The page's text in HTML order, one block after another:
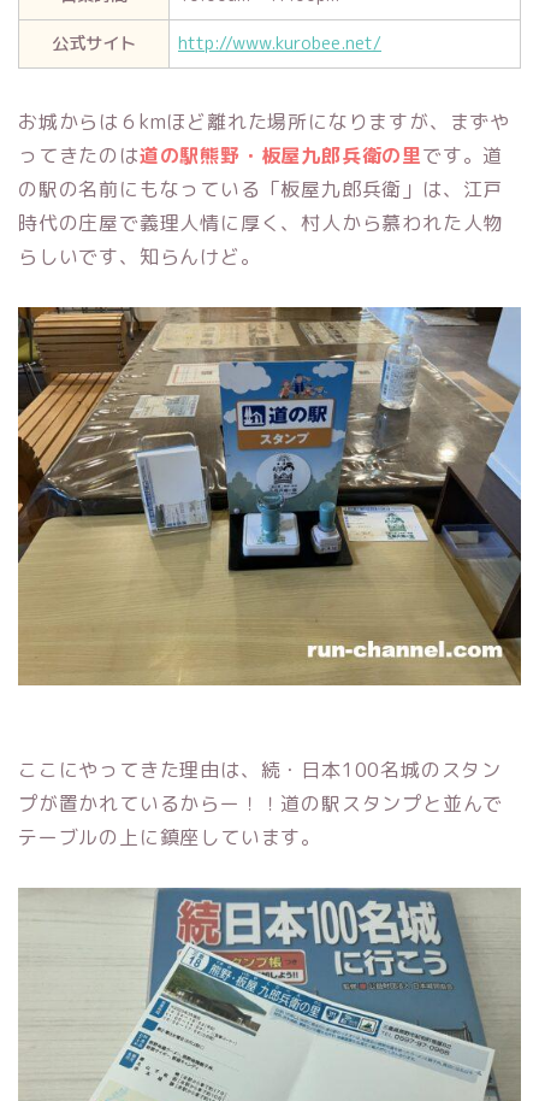
公式サイト
http://www.kurobee.net/
お城からは６kmほど離れた場所になりますが、まずや
ってきたのは道の駅熊野・板屋九郎兵衛の里です。道
の駅の名前にもなっている「板屋九郎兵衛」は、江戸
時代の庄屋で義理人情に厚く、村人から慕われた人物
らしいです、知らんけど。
ここにやってきた理由は、続・日本100名城のスタン
プが置かれているからー！！道の駅スタンプと並んで
テーブルの上に鎮座しています。